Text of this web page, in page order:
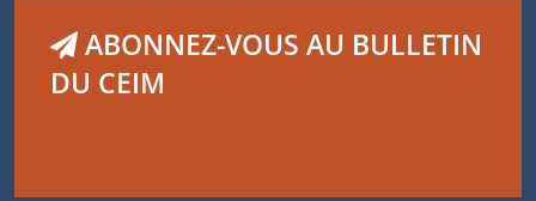
ABONNEZ-VOUS AU BULLETIN
DU CEIM